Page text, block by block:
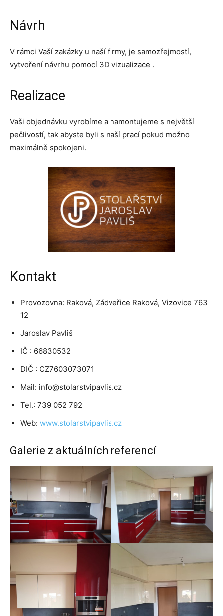
Návrh
V rámci Vaší zakázky u naší firmy, je samozřejmostí,
vytvoření návrhu pomocí 3D vizualizace .
Realizace
Vaši objednávku vyrobíme a namontujeme s největší
pečlivostí, tak abyste byli s naší prací pokud možno
maximálně spokojeni.
Kontakt
Provozovna: Raková, Zádveřice Raková, Vizovice 763
12
Jaroslav Pavliš
IČ : 66830532
DIČ : CZ7603073071
Mail: info@stolarstvipavlis.cz
Tel.: 739 052 792
Web: www.stolarstvipavlis.cz
Galerie z aktuálních referencí